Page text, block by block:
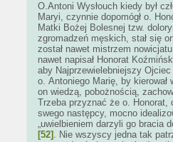
O.Antoni Wysłouch kiedy był
Maryi, czynnie dopomógł o.
Matki Bożej Bolesnej tzw.
zgromadzeń męskich, stał się
został nawet mistrzem
nawet napisał Honorat
aby Najprzewielebniejszy
o. Antoniego Marię, by
on wiedzą, pobożnością,
Trzeba przyznać że o.
swego następcy, mocno
„uwielbieniem darzyli go bracia
[52] . Nie wszyscy jedna tak